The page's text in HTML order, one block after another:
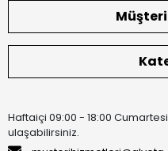
Haftaiçi 09:00 - 18:00
ulaşabilirsiniz.